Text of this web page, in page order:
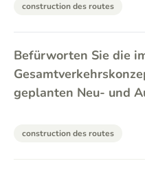
construction des routes
Befürworten Sie die
geplanten Neu- und
construction des routes